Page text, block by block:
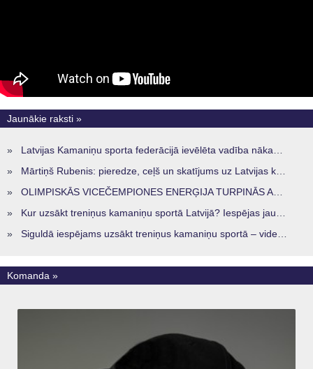
Jaunākie raksti »
» Latvijas Kamaniņu sporta federācijā ievēlēta vadība nākamajam četru gadu termiņam
» Mārtiņš Rubenis: pieredze, ceļš un skatījums uz Latvijas kamaniņu sportu
» OLIMPISKĀS VICEČEMPIONES ENERĢIJA TURPINĀS ARĪ STARPSEZONĀ
» Kur uzsākt treniņus kamaniņu sportā Latvijā? Iespējas jaunajiem sportistiem visos reģionos
» Siguldā iespējams uzsākt treniņus kamaniņu sportā – vide, kur veidojas nākamā sportistu paaudze
Komanda »